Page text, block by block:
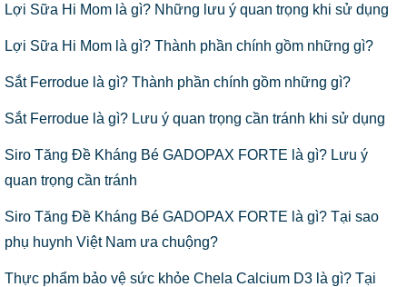
Lợi Sữa Hi Mom là gì? Những lưu ý quan trọng khi sử dụng
Lợi Sữa Hi Mom là gì? Thành phần chính gồm những gì?
Sắt Ferrodue là gì? Thành phần chính gồm những gì?
Sắt Ferrodue là gì? Lưu ý quan trọng cần tránh khi sử dụng
Siro Tăng Đề Kháng Bé GADOPAX FORTE là gì? Lưu ý
quan trọng cần tránh
Siro Tăng Đề Kháng Bé GADOPAX FORTE là gì? Tại sao
phụ huynh Việt Nam ưa chuộng?
Thực phẩm bảo vệ sức khỏe Chela Calcium D3 là gì? Tại